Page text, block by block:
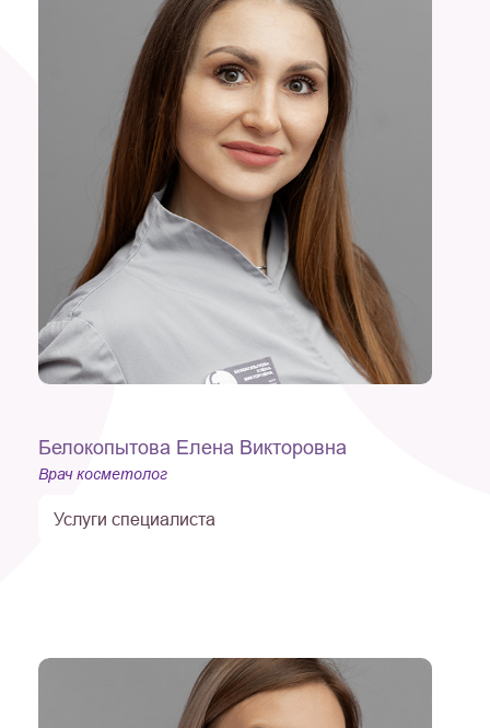
Белокопытова Елена Викторовна
Врач косметолог
Услуги специалиста